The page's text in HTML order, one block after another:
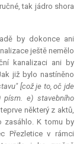
tak jádro shora
by dokonce ani
ještě nemělo
kanalizaci ani by
již bylo nastíněno
[což je to, oč jde
písm. e) stavebního
některý z aktů,
zasáhlo. K tomu by
Přezletice v rámci